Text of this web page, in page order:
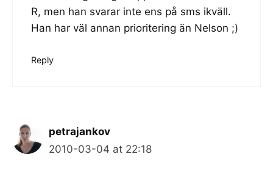
R, men han svarar inte ens på sms ikväll.
Han har väl annan prioritering än Nelson ;)
Reply
petrajankov
2010-03-04 at 22:18